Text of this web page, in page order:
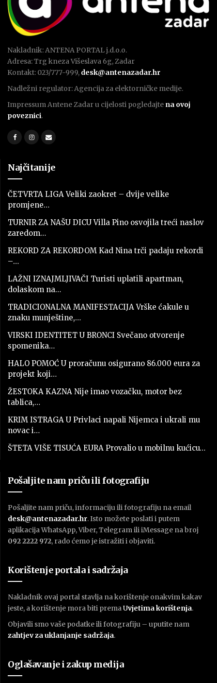
Nakladnik: ANTENA PORTAL j.d.o.o.
Adresa: Trg kneza Višeslava 6g, Zadar
Kontakt: 023/777-999, desk@antenazadar.hr
Nadležni regulator: Agencija za elektorničke medije.
Impressum Antene Zadar u cijelosti pogledajte na ovoj
poveznici.
Najčitanije
ČETVRTA LIGA Veliki zaokret – dvije velike
promjene…
TURNIR ZA NAŠU DICU Villa Pino osvojila treći naslov
zaredom…
REKORD ZA REKORDOM Kad Nina trči padaju rekordi
–…
LAŽNI IZNAJMLJIVAČI Turisti uplatili apartman,
dolaskom na…
TRADICIONALNA MANIFESTACIJA Vrške ćakule u
znaku munještine,…
VIRSKI IDENTITET U BRONCI Svečano otvorenje
spomenika…
HALO POMOĆ U proračunu osigurano 86.000 eura za
projekt koji…
ŽESTOKA KAZNA Nije imao vozačku, motor bez
tablica,…
KRIM ISTRAGA U Privlaci napali Nijemca i ukrali mu
novac i…
ŠTETA VIŠE TISUĆA EURA Provalio u mobilnu kućicu…
Pošaljite nam priču ili fotografiju
Pošaljite nam priču, informaciju ili fotografiju na email
desk@antenazadar.hr. Isto možete poslati i putem
aplikacija WhatsApp, Viber, Telegram ili iMessage na broj
092 2222 972, rado ćemo je istražiti i objaviti.
Korištenje portala i sadržaja
Nakladnik ovaj portal stavlja na korištenje onakvim kakav
jeste, a korištenje mora biti prema Uvjetima korištenja.
Objavili smo vaše podatke ili fotografiju – uputite nam
zahtjev za uklanjanje sadržaja.
Oglašavanje i zakup medija